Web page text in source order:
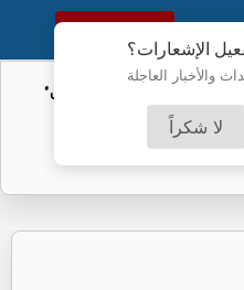
الإشعارات؟
والأخبار العاجلة
لا شكراً
النسخة الكاملة
يحذر من رسائل "واتساب"